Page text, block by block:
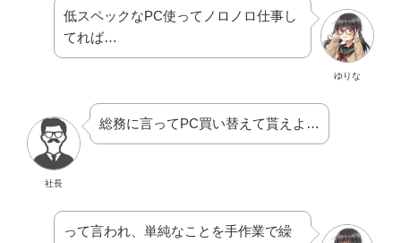
ゆりな
低スペックなPC使ってノロノロ仕事し
てれば…
社長
総務に言ってPC買い替えて貰えよ…
って言われ、単純なことを手作業で繰